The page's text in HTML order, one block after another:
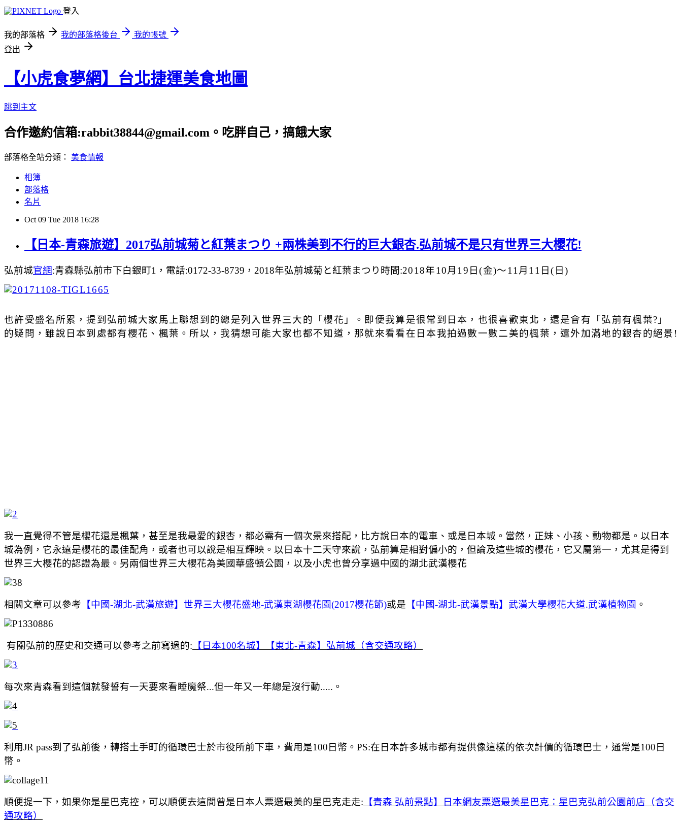
登入
我的部落格 我的部落格後台
我的帳號
登出
【小虎食夢網】台北捷運美食地圖
跳到主文
合作邀約信箱:rabbit38844@gmail.com。吃胖自己，搞餓大家
部落格全站分類： 美食情報
相簿
部落格
名片
Oct 09 Tue 2018 16:28
【日本-青森旅遊】2017弘前城菊と紅葉まつり +兩株美到不行的巨大銀杏.弘前城不是只有世界三大櫻花!
弘前城官網:青森縣弘前市下白銀町1，電話:0172-33-8739，2018年弘前城菊と紅葉まつり時間:2018年10月19日(金)～11月11日(日)
也許受盛名所累，提到弘前城大家馬上聯想到的總是列入世界三大的「櫻花」。即便我算是很常到日本，也很喜歡東北，還是會有「弘前有楓葉?」
的疑問，雖說日本到處都有櫻花、楓葉。所以，我猜想可能大家也都不知道，那就來看看在日本我拍過數一數二美的楓葉，還外加滿地的銀杏的絕景!
我一直覺得不管是櫻花還是楓葉，甚至是我最愛的銀杏，都必需有一個次景來搭配，比方說日本的電車、或是日本城。當然，正妹、小孩、動物都是。以日本
城為例，它永遠是櫻花的最佳配角，或者也可以說是相互輝映。以日本十二天守來說，弘前算是相對偏小的，但論及這些城的櫻花，它又屬第一，尤其是得到
世界三大櫻花的認證為最。另兩個世界三大櫻花為美國華盛頓公園，以及小虎也曾分享過中國的湖北武漢櫻花
相關文章可以參考 【中國-湖北-武漢旅遊】世界三大櫻花盛地-武漢東湖櫻花園(2017櫻花節)或是 【中國-湖北-武漢景點】武漢大學櫻花大道.武漢植物園 。
有關弘前的歷史和交通可以參考之前寫過的: 【日本100名城】【東北-青森】弘前城（含交通攻略）
每次來青森看到這個就發誓有一天要來看睡魔祭...但一年又一年總是沒行動.....。
利用JR pass到了弘前後，轉搭土手町的循環巴士於市役所前下車，費用是100日幣。PS:在日本許多城市都有提供像這樣的依次計價的循環巴士，通常是100日
幣。
順便提一下，如果你是星巴克控，可以順便去這間曾是日本人票選最美的星巴克走走: 【青森 弘前景點】日本網友票選最美星巴克：星巴克弘前公園前店（含交
通攻略）